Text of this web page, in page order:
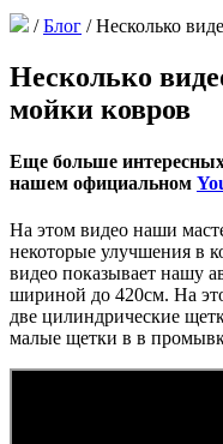
/ Блог / Несколько
Несколько
мойки ковров
Еще больше
нашем официальном
На этом видео наши
некоторые улучшения в
видео показывает нашу
шириной до 420см. На
две цилиндрические
малые щетки в в